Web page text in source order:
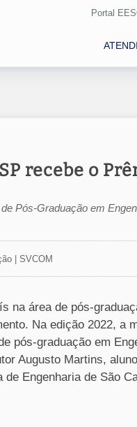
Portal
recebe o
Pós-Graduação em
| SVCOM
na área de pós-
Na edição 2022, a
pós-graduação em
Augusto Martins,
Engenharia de São